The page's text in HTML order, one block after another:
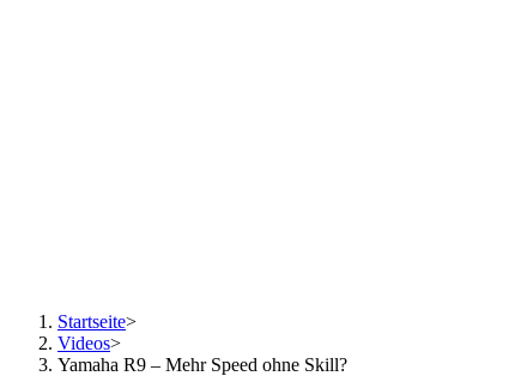
Startseite>
Videos>
Yamaha R9 – Mehr Speed ohne Skill?